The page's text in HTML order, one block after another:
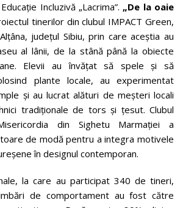
Incluzivă „Lacrima”. „De la oaie
tinerilor din clubul IMPACT Green,
județul Sibiu, prin care aceștia au
al lânii, de la stână până la obiecte
Elevii au învățat să spele și să
plante locale, au experimentat
și au lucrat alături de meșteri locali
tradiționale de tors și țesut. Clubul
din Sighetu Marmației a
de modă pentru a integra motivele
în designul contemporan.
la care au participat 340 de tineri,
de comportament au fost către